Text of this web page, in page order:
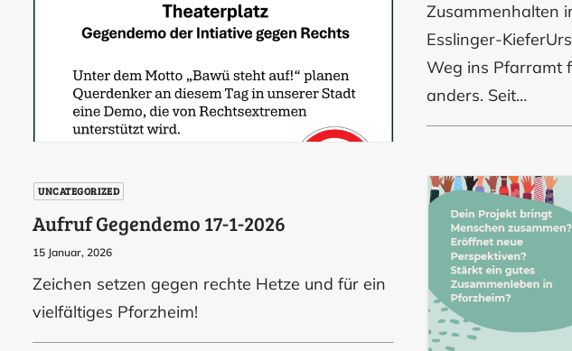
Zusammenhalten
Esslinger-
Weg ins Pfarramt
anders. Seit…
UNCATEGORIZED
Aufruf Gegendemo 17-1-2026
15 Januar, 2026
Zeichen setzen gegen rechte Hetze und für ein
vielfältiges Pforzheim!